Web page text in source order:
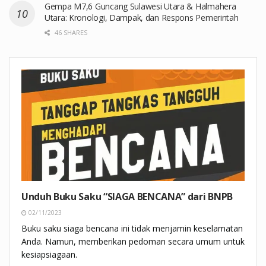
Gempa M7,6 Guncang Sulawesi Utara & Halmahera
Utara: Kronologi, Dampak, dan Respons Pemerintah
46 SHARES
Unduh Buku Saku “SIAGA BENCANA” dari BNPB
02/11/2023
Buku saku siaga bencana ini tidak menjamin keselamatan
Anda. Namun, memberikan pedoman secara umum untuk
kesiapsiagaan.